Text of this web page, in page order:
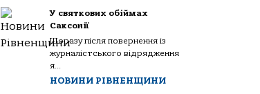
У святкових обіймах
Саксонії
Щоразу після повернення із
журналістського відрядження
я...
НОВИНИ РІВНЕНЩИНИ